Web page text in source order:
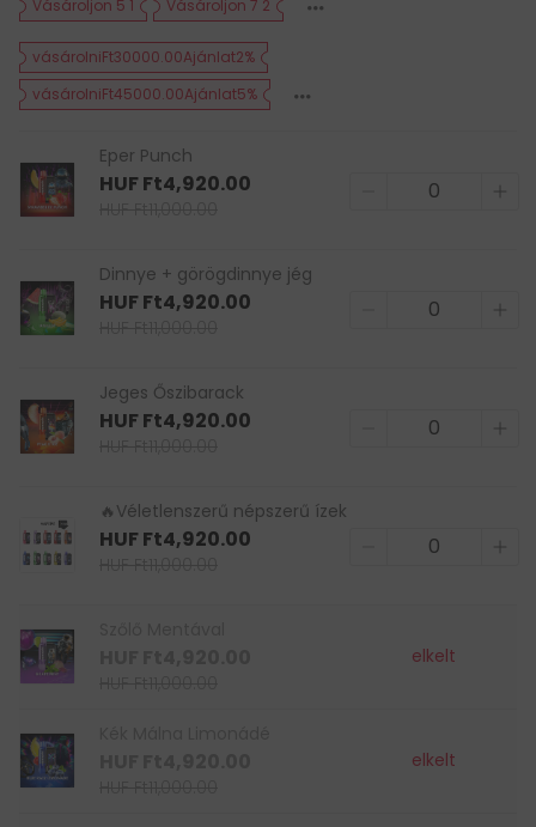
Vásároljon 5 1 Vásároljon 7 2
vásárolniFt30000.00Ajánlat2%
vásárolniFt45000.00Ajánlat5%
Eper Punch
HUF Ft4,920.00
Dinnye + görögdinnye jég
HUF Ft4,920.00
Jeges Őszibarack
HUF Ft4,920.00
🔥Véletlenszerű népszerű ízek
HUF Ft4,920.00
elkelt
elkelt